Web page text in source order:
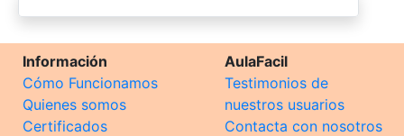
Información
Cómo Funcionamos
Quienes somos
Certificados
AulaFacil
Testimonios de
nuestros usuarios
Contacta con nosotros